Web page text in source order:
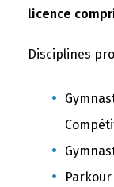
licence
Disciplines
Parkour